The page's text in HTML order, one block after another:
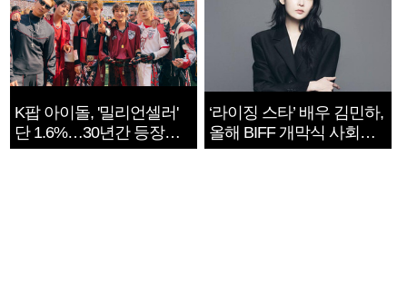
K팝 아이돌, '밀리언셀러'
단 1.6%…30년간 등장
1182개팀 전수조사
‘라이징 스타’ 배우 김민하,
올해 BIFF 개막식 사회자
확정